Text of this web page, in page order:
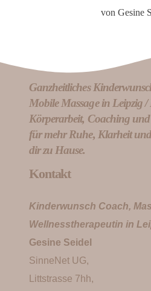
von Gesine
Ganzheitliches
Mobile Massage in Leipzig
Körperarbeit, Coaching
für mehr Ruhe, Klarheit
dir zu Hause.
Kontakt
Kinderwunsch Coach,
Wellnesstherapeutin in
Gesine Seidel
SinneNet UG,
Littstrasse 7hh,